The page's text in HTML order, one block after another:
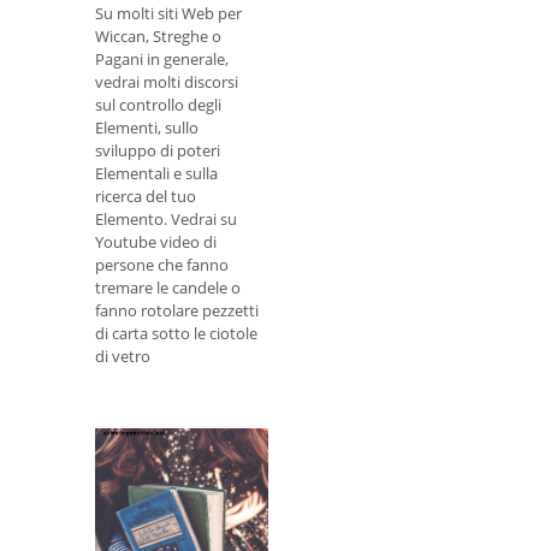
Su molti siti Web per
Wiccan, Streghe o
Pagani in generale,
vedrai molti discorsi
sul controllo degli
Elementi, sullo
sviluppo di poteri
Elementali e sulla
ricerca del tuo
Elemento. Vedrai su
Youtube video di
persone che fanno
tremare le candele o
fanno rotolare pezzetti
di carta sotto le ciotole
di vetro